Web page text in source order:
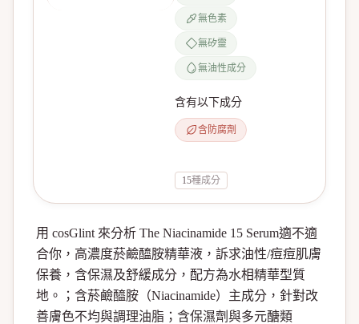
無色素
無矽靈
無油性成分
含有以下成分
含防腐劑
15種成分
用 cosGlint 來分析 The Niacinamide 15 Serum適不適
合你，高濃度菸鹼醯胺精華液，訴求油性/痘痘肌膚
保養，含保濕及舒緩成分，配方為水相精華型質
地。；含菸鹼醯胺（Niacinamide）主成分，針對改
善膚色不均與調理油脂；含保濕劑與多元醣類